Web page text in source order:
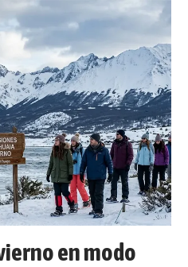
en modo